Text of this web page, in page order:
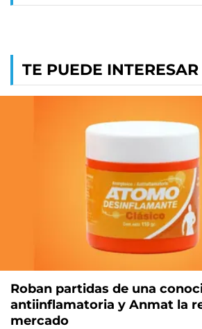
TE PUEDE INTERESAR
Roban partidas de una
antiinflamatoria y Anmat la
mercado